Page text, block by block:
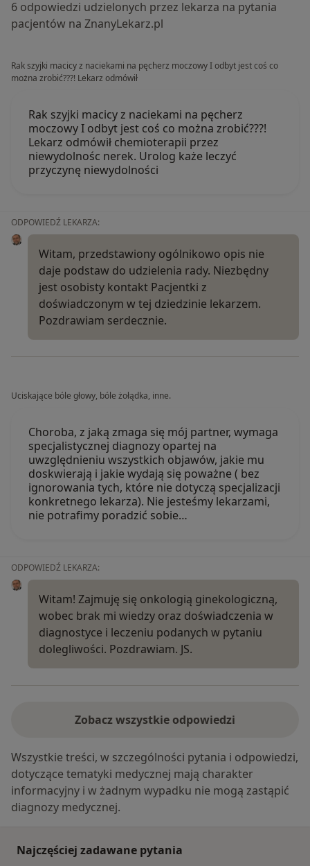
6 odpowiedzi udzielonych przez lekarza na pytania
pacjentów na ZnanyLekarz.pl
Rak szyjki macicy z naciekami na pęcherz moczowy I odbyt jest coś co
można zrobić???! Lekarz odmówił
Rak szyjki macicy z naciekami na pęcherz
moczowy I odbyt jest coś co można zrobić???!
Lekarz odmówił chemioterapii przez
niewydolnośc nerek. Urolog każe leczyć
przyczynę niewydolności
ODPOWIEDŹ LEKARZA:
Witam, przedstawiony ogólnikowo opis nie
daje podstaw do udzielenia rady. Niezbędny
jest osobisty kontakt Pacjentki z
doświadczonym w tej dziedzinie lekarzem.
Pozdrawiam serdecznie.
Uciskające bóle głowy, bóle żołądka, inne.
Choroba, z jaką zmaga się mój partner, wymaga
specjalistycznej diagnozy opartej na
uwzględnieniu wszystkich objawów, jakie mu
doskwierają i jakie wydają się poważne ( bez
ignorowania tych, które nie dotyczą specjalizacji
konkretnego lekarza). Nie jesteśmy lekarzami,
nie potrafimy poradzić sobie…
ODPOWIEDŹ LEKARZA:
Witam! Zajmuję się onkologią ginekologiczną,
wobec brak mi wiedzy oraz doświadczenia w
diagnostyce i leczeniu podanych w pytaniu
dolegliwości. Pozdrawiam. JS.
Zobacz wszystkie odpowiedzi
Wszystkie treści, w szczególności pytania i odpowiedzi,
dotyczące tematyki medycznej mają charakter
informacyjny i w żadnym wypadku nie mogą zastąpić
diagnozy medycznej.
Najczęściej zadawane pytania